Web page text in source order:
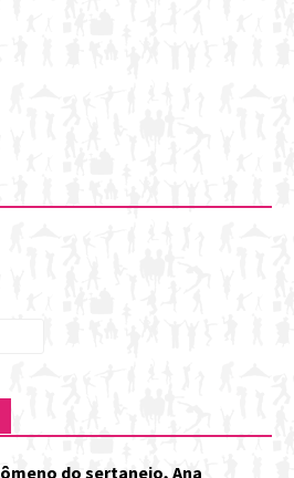
do sertanejo, Ana